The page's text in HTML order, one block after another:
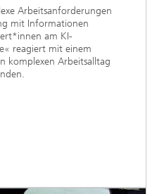
Arbeitsanforderungen
mit Informationen
am KI-
reagiert mit einem
komplexen Arbeitsalltag